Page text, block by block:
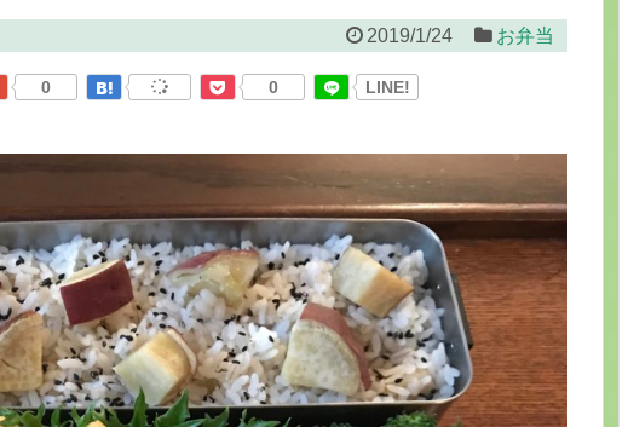
2019/1/24 お弁当
0 0 LINE!